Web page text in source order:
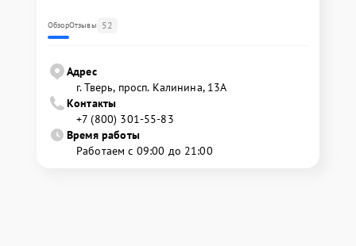
ОбзорОтзывы 52
Адрес
г. Тверь, просп. Калинина, 13А
Контакты
+7 (800) 301-55-83
Время работы
Работаем с 09:00 до 21:00